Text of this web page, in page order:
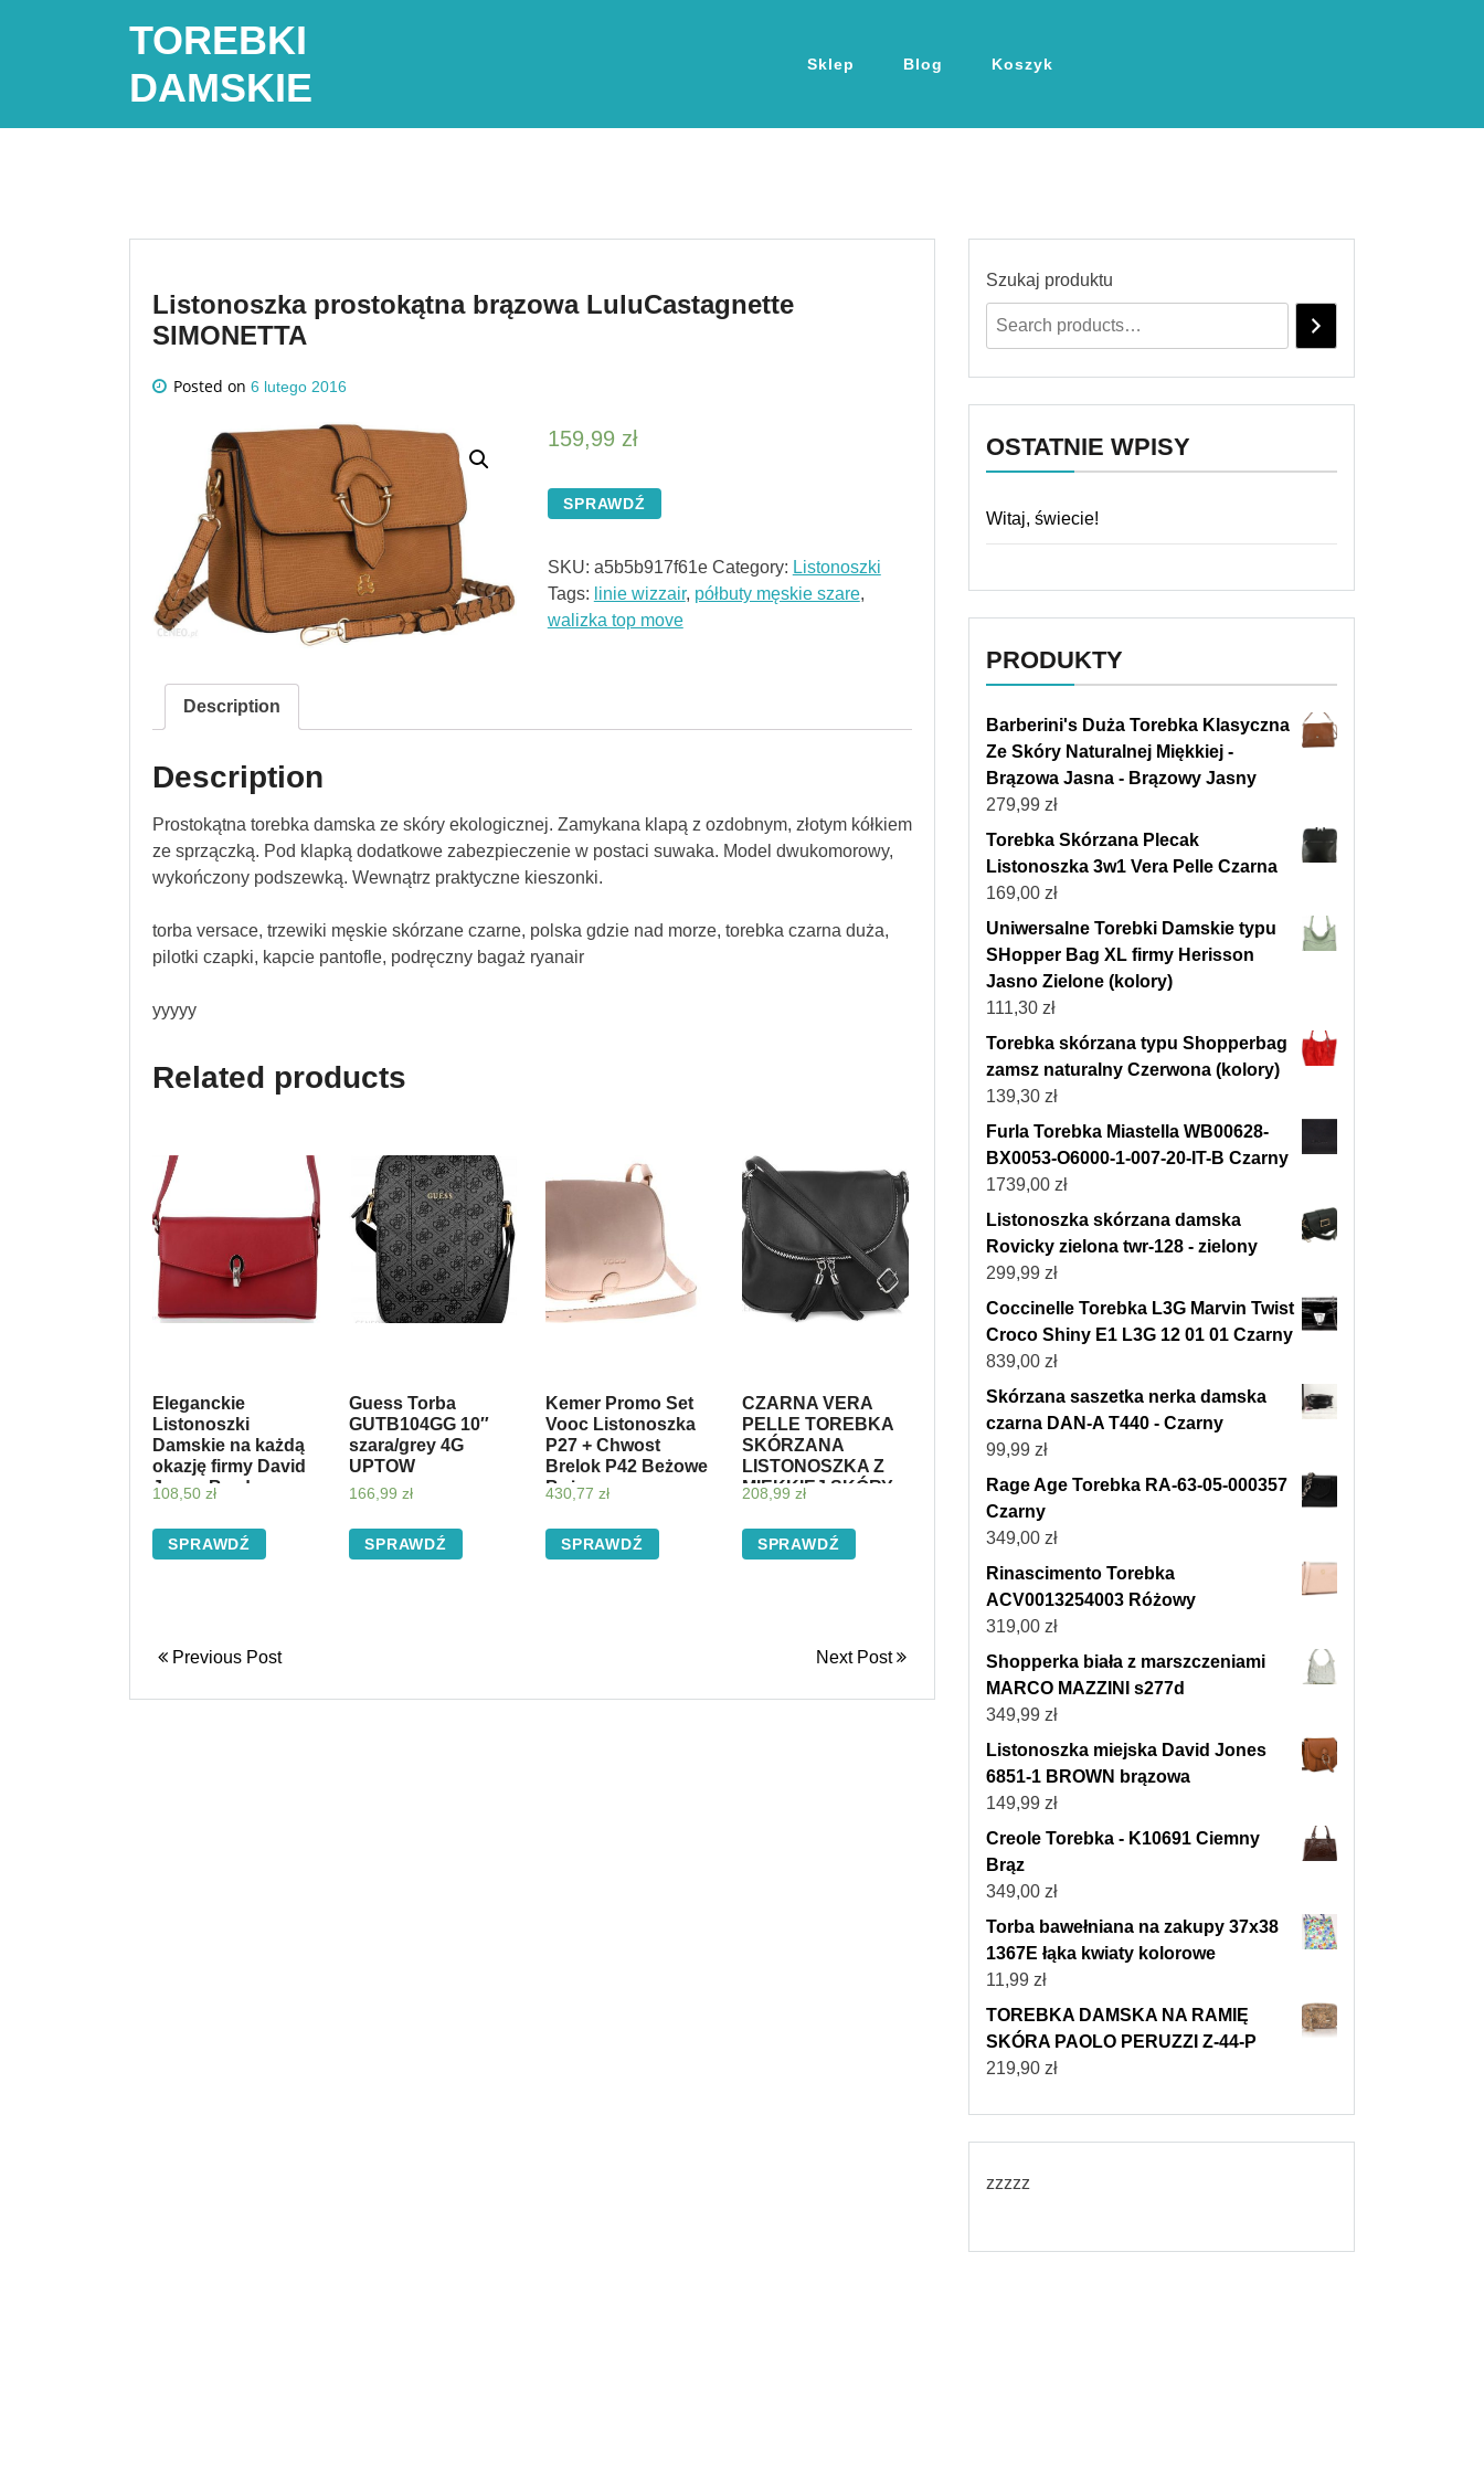
TOREBKI
DAMSKIE
Sklep Blog Koszyk
Listonoszka prostokątna brązowa LuluCastagnette
SIMONETTA
Posted on 6 lutego 2016
159,99 zł
SPRAWDŹ
SKU: a5b5b917f61e Category: Listonoszki
Tags: linie wizzair, półbuty męskie szare,
walizka top move
Description
Description
Prostokątna torebka damska ze skóry ekologicznej. Zamykana klapą z ozdobnym, złotym kółkiem
ze sprzączką. Pod klapką dodatkowe zabezpieczenie w postaci suwaka. Model dwukomorowy,
wykończony podszewką. Wewnątrz praktyczne kieszonki.
torba versace, trzewiki męskie skórzane czarne, polska gdzie nad morze, torebka czarna duża,
pilotki czapki, kapcie pantofle, podręczny bagaż ryanair
yyyyy
Related products
Eleganckie
Listonoszki
Damskie na każdą
okazję firmy David
Jones Bordowa
108,50 zł
SPRAWDŹ
Guess Torba
GUTB104GG 10″
szara/grey 4G
UPTOW
166,99 zł
SPRAWDŹ
Kemer Promo Set
Vooc Listonoszka
P27 + Chwost
Brelok P42 Beżowe
Beżowy
430,77 zł
SPRAWDŹ
CZARNA VERA
PELLE TOREBKA
SKÓRZANA
LISTONOSZKA Z
MIĘKKIEJ SKÓRY
208,99 zł
SPRAWDŹ
Previous Post Next Post
Szukaj produktu
OSTATNIE WPISY
Witaj, świecie!
PRODUKTY
Barberini's Duża Torebka Klasyczna
Ze Skóry Naturalnej Miękkiej -
Brązowa Jasna - Brązowy Jasny
279,99 zł
Torebka Skórzana Plecak
Listonoszka 3w1 Vera Pelle Czarna
169,00 zł
Uniwersalne Torebki Damskie typu
SHopper Bag XL firmy Herisson
Jasno Zielone (kolory)
111,30 zł
Torebka skórzana typu Shopperbag
zamsz naturalny Czerwona (kolory)
139,30 zł
Furla Torebka Miastella WB00628-
BX0053-O6000-1-007-20-IT-B Czarny
1739,00 zł
Listonoszka skórzana damska
Rovicky zielona twr-128 - zielony
299,99 zł
Coccinelle Torebka L3G Marvin Twist
Croco Shiny E1 L3G 12 01 01 Czarny
839,00 zł
Skórzana saszetka nerka damska
czarna DAN-A T440 - Czarny
99,99 zł
Rage Age Torebka RA-63-05-000357
Czarny
349,00 zł
Rinascimento Torebka
ACV0013254003 Różowy
319,00 zł
Shopperka biała z marszczeniami
MARCO MAZZINI s277d
349,99 zł
Listonoszka miejska David Jones
6851-1 BROWN brązowa
149,99 zł
Creole Torebka - K10691 Ciemny
Brąz
349,00 zł
Torba bawełniana na zakupy 37x38
1367E łąka kwiaty kolorowe
11,99 zł
TOREBKA DAMSKA NA RAMIĘ
SKÓRA PAOLO PERUZZI Z-44-P
219,90 zł
zzzzz